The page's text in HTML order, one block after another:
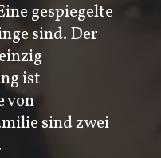
gespiegelte
sind. Der
ist
von
sind zwei